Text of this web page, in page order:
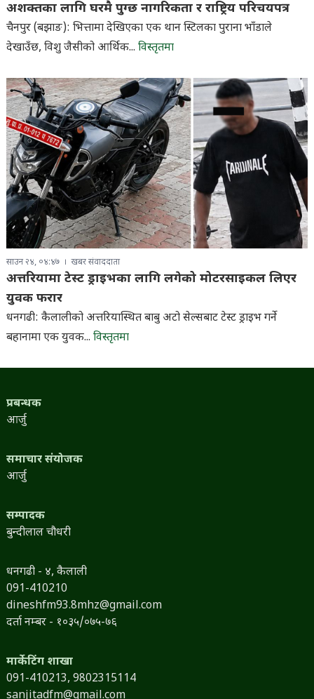
अशक्तका लागि घरमै पुग्छ नागरिकता र राष्ट्रिय परिचयपत्र
चैनपुर (बझाङ): भित्तामा देखिएका एक थान स्टिलका पुराना भाँडाले
देखाउँछ, विशु जैसीको आर्थिक... विस्तृतमा
साउन २४, ०४:४७ खबर संवाददाता
अत्तरियामा टेस्ट ड्राइभका लागि लगेको मोटरसाइकल लिएर
युवक फरार
धनगढी: कैलालीको अत्तरियास्थित बाबु अटो सेल्सबाट टेस्ट ड्राइभ गर्ने
बहानामा एक युवक... विस्तृतमा
प्रबन्धक
आर्जु
समाचार संयोजक
आर्जु
सम्पादक
बुन्दीलाल चौधरी
धनगढी - ४, कैलाली
091-410210
dineshfm93.8mhz@gmail.com
दर्ता नम्बर - १०३५/०७५-७६
मार्केटिंग शाखा
091-410213, 9802315114
sanjitadfm@gmail.com